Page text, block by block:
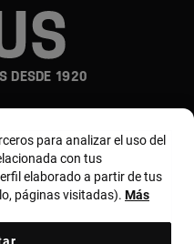
DESDE 1920
para analizar el uso del
con tus
elaborado a partir de tus
páginas visitadas). Más